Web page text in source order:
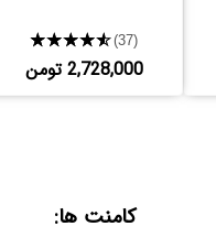
★★★★★(37)
2,728,000 تومن
کامنت ها: